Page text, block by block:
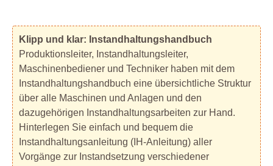
Klipp und klar: Instandhaltungshandbuch
Produktionsleiter, Instandhaltungsleiter,
Maschinenbediener und Techniker haben mit dem
Instandhaltungshandbuch eine übersichtliche Struktur
über alle Maschinen und Anlagen und den
dazugehörigen Instandhaltungsarbeiten zur Hand.
Hinterlegen Sie einfach und bequem die
Instandhaltungsanleitung (IH-Anleitung) aller
Vorgänge zur Instandsetzung verschiedener